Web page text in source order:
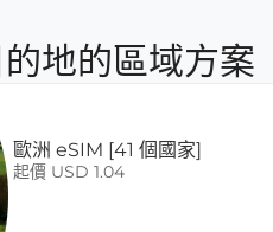
地的區域方案
歐洲 eSIM [41 個國家]
起價 USD 1.04